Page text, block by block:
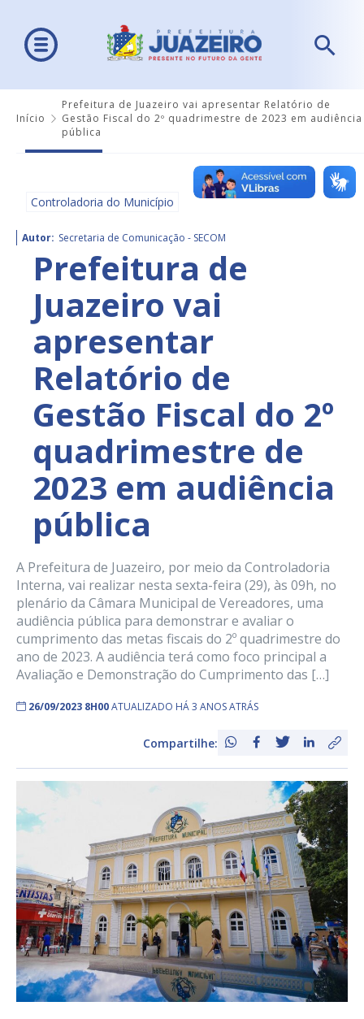
Início
Prefeitura de Juazeiro vai apresentar Relatório de
Gestão Fiscal do 2º quadrimestre de 2023 em audiência
pública
Controladoria do Município
Autor: Secretaria de Comunicação - SECOM
Prefeitura de
Juazeiro vai
apresentar
Relatório de
Gestão Fiscal do 2º
quadrimestre de
2023 em audiência
pública
A Prefeitura de Juazeiro, por meio da Controladoria
Interna, vai realizar nesta sexta-feira (29), às 09h, no
plenário da Câmara Municipal de Vereadores, uma
audiência pública para demonstrar e avaliar o
cumprimento das metas fiscais do 2º quadrimestre do
ano de 2023. A audiência terá como foco principal a
Avaliação e Demonstração do Cumprimento das […]
26/09/2023 8H00ATUALIZADO HÁ 3 ANOS ATRÁS
Compartilhe: